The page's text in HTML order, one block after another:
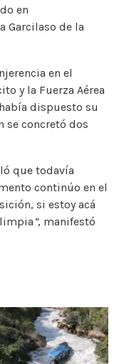
en
Garcilaso de la
en el
y la Fuerza Aérea
dispuesto su
se concretó dos
que todavía
continúo en el
si estoy acá
”, manifestó